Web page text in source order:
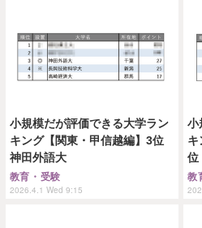
小規模だが評価できる大学ラン
キング【関東・甲信越編】3位
神田外語大
教育・受験
2026.4.1 Wed 9:15
小
キ
位
教